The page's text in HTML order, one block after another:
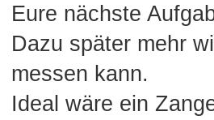
Eure nächste
Dazu später mehr
messen kann.
Ideal wäre ein